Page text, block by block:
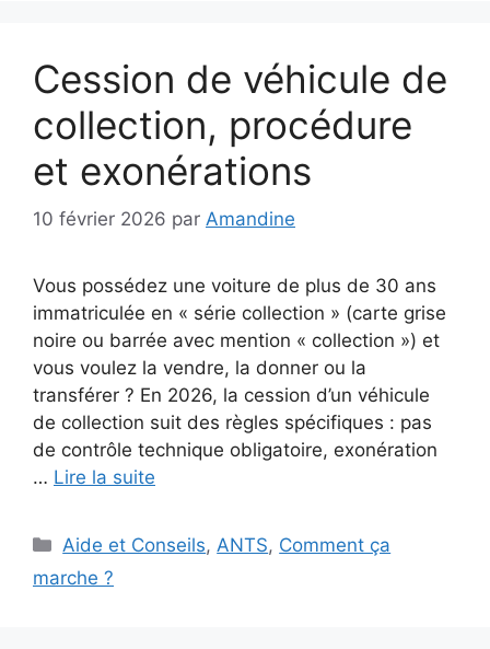
Cession de véhicule de
collection, procédure
et exonérations
10 février 2026 par Amandine
Vous possédez une voiture de plus de 30 ans
immatriculée en « série collection » (carte grise
noire ou barrée avec mention « collection ») et
vous voulez la vendre, la donner ou la
transférer ? En 2026, la cession d’un véhicule
de collection suit des règles spécifiques : pas
de contrôle technique obligatoire, exonération
… Lire la suite
Catégories
Aide et Conseils,ANTS, Comment ça
marche ?